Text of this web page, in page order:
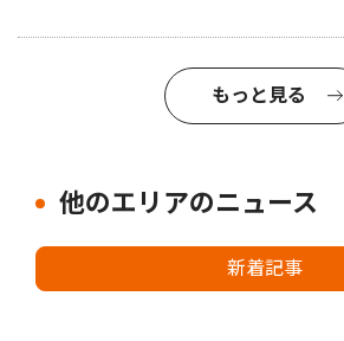
もっと見る
他のエリアのニュース
新着記事